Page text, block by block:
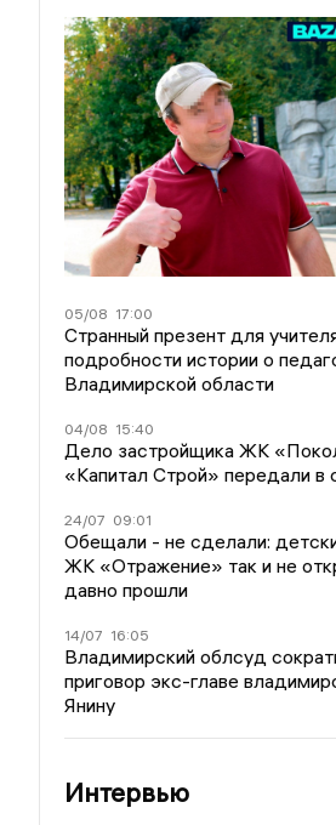
05/08 17:00
Странный презент для
подробности истории о
Владимирской области
04/08 15:40
Дело застройщика ЖК
«Капитал Строй» передали в
24/07 09:01
Обещали - не сделали:
ЖК «Отражение» так и не
давно прошли
14/07 16:05
Владимирский облсуд
приговор экс-главе
Янину
Интервью